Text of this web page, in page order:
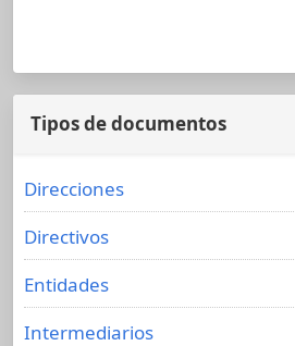
Tipos de documentos
Direcciones
Directivos
Entidades
Intermediarios